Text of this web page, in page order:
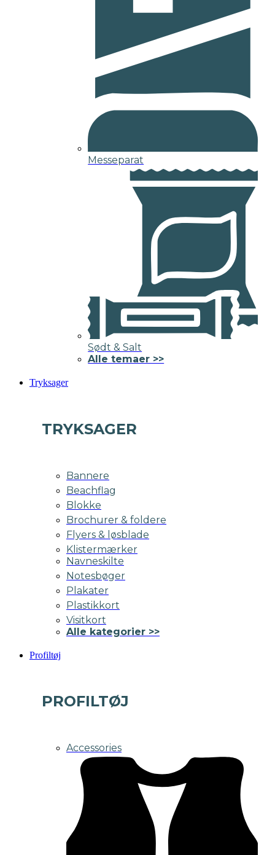
Messeparat
Sødt & Salt
Alle temaer >>
Tryksager
TRYKSAGER
Bannere
Beachflag
Blokke
Brochurer & foldere
Flyers & løsblade
Klistermærker
Navneskilte
Notesbøger
Plakater
Plastikkort
Visitkort
Alle kategorier >>
Profiltøj
PROFILTØJ
Accessories